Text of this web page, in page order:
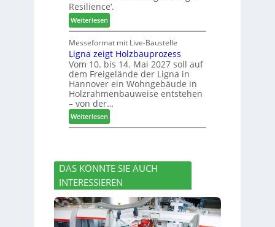
g
e
n
e
u
e
r
V
o
r
t
a
n
V
o
r
s
t
a
n
d
v
e
r
a
c
i
e
d
Resilience‘.
Weiterlesen:
L
e
i
t
t
h
e
m
a
d
I
n
t
e
r
Messeformat mit Live-Baustelle
Ligna zeigt Holzbauprozess
Vom 10. bis 14. Mai 2027 soll auf
dem Freigelände der Ligna in
Hannover ein Wohngebäude in
Holzrahmenbauweise entstehen
– von der…
Weiterlesen:
L
n
a
z
i
g
DAS KÖNNTE SIE AUCH
INTERESSIEREN